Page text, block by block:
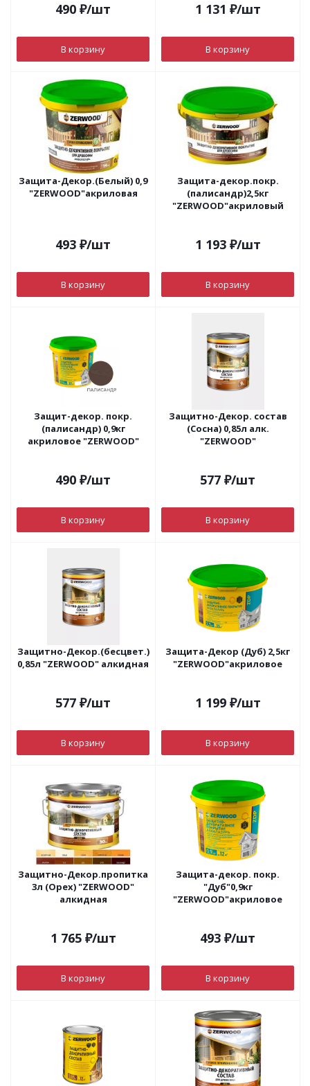
490 ₽/шт
В корзину
1 131 ₽/шт
В корзину
Защита-Декор.(Белый) 0,9
"ZERWOOD"акриловая
493 ₽/шт
В корзину
Защита-декор.покр.
(палисандр)2,5кг
"ZERWOOD"акриловый
1 193₽/шт
В корзину
Защит-декор. покр.
(палисандр) 0,9кг
акриловое "ZERWOOD"
490 ₽/шт
В корзину
Защитно-Декор. состав
(Сосна) 0,85л алк.
"ZERWOOD"
577 ₽/шт
В корзину
Защитно-Декор.(бесцвет.)
0,85л "ZERWOOD" алкидная
577 ₽/шт
В корзину
Защита-Декор (Дуб) 2,5кг
"ZERWOOD"акриловое
1 199₽/шт
В корзину
Защитно-Декор.пропитка
3л (Орех) "ZERWOOD"
алкидная
1 765₽/шт
В корзину
Защита-декор. покр.
"Дуб"0,9кг
"ZERWOOD"акриловое
493 ₽/шт
В корзину